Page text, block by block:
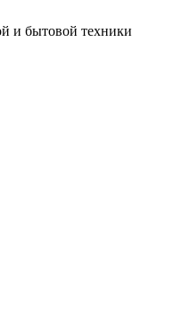
и бытовой техники